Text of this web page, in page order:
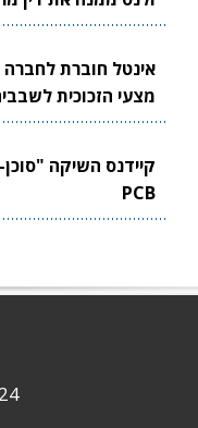
אינטל חוברת
מצעי הזכוכית
קיידנס השיקה
PCB